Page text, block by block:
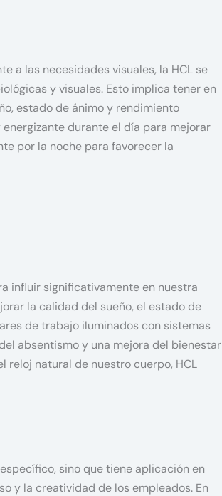
a las necesidades visuales, la HCL se
y visuales. Esto implica tener en
estado de ánimo y rendimiento
durante el día para mejorar
por la noche para favorecer la
influir significativamente en nuestra
la calidad del sueño, el estado de
de trabajo iluminados con sistemas
absentismo y una mejora del bienestar
reloj natural de nuestro cuerpo, HCL
sino que tiene aplicación en
y la creatividad de los empleados. En